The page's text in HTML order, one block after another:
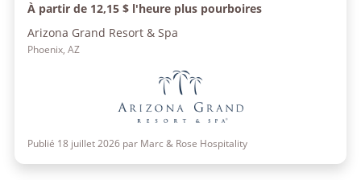
À partir de 12,15 $ l'heure plus pourboires
Arizona Grand Resort & Spa
Phoenix, AZ
Publié 18 juillet 2026 par Marc & Rose Hospitality